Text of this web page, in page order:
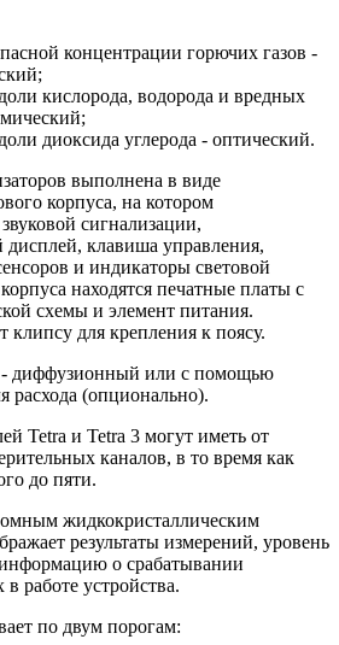
концентрации горючих газов -
кислорода, водорода и вредных
диоксида углерода - оптический.
выполнена в виде
корпуса, на котором
сигнализации,
дисплей, клавиша управления,
и индикаторы световой
находятся печатные платы с
схемы и элемент питания.
клипсу для крепления к поясу.
- диффузионный или с помощью
расхода (опционально).
Tetra и Tetra 3 могут иметь от
каналов, в то время как
до пяти.
жидкокристаллическим
результаты измерений, уровень
информацию о срабатывании
работе устройства.
по двум порогам: